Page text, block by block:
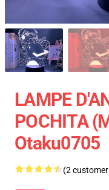
LAMPE
POCHITA
Otaku0705
(2